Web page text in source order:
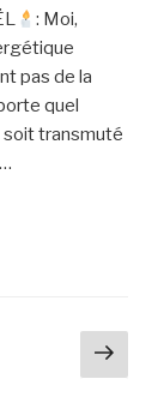
: Moi,
pas de la
quel
soit transmuté